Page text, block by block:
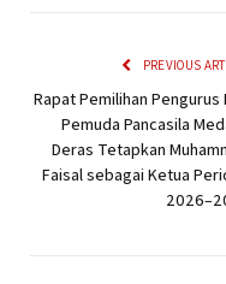
PREVIOUS
Rapat Pemilihan Pengurus
Pemuda Pancasila
Deras Tetapkan
Faisal sebagai Ketua